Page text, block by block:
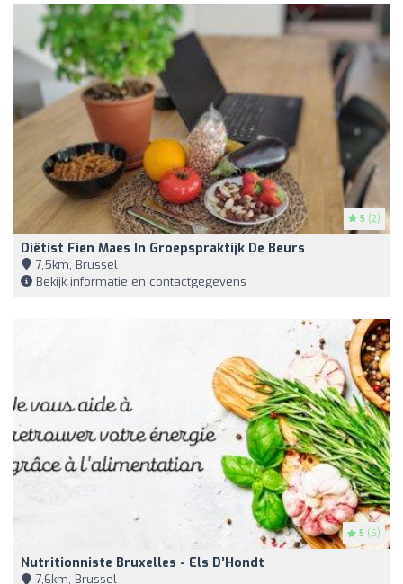
5 (2)
Diëtist Fien Maes In Groepspraktijk De Beurs
7,5km, Brussel
Bekijk informatie en contactgegevens
5 (5)
Nutritionniste Bruxelles - Els D’Hondt
7,6km, Brussel